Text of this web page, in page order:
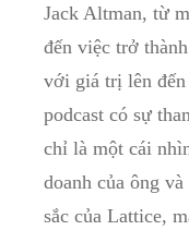
Jack Altman, từ
đến việc ⁢trở
với giá trị lên
podcast có sự
chỉ là một ‍cái
doanh​ của ông
sắc của Lattice,